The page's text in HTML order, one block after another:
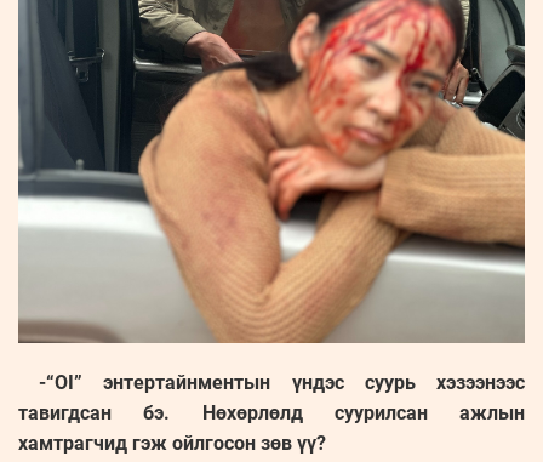
-“OI” энтертайнментын үндэс суурь хэзээнээс
тавигдсан бэ. Нөхөрлөлд суурилсан ажлын
хамтрагчид гэж ойлгосон зөв үү?